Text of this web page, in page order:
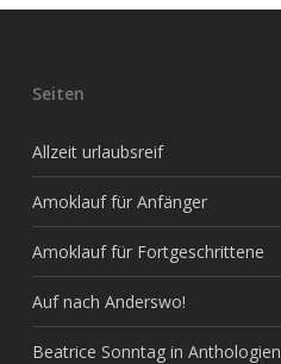
Seiten
Allzeit urlaubsreif
Amoklauf für Anfänger
Amoklauf für Fortgeschrittene
Auf nach Anderswo!
Beatrice Sonntag in Anthologien